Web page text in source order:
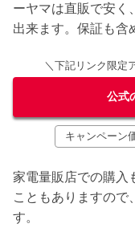
ーヤマは直販で安く
出来ます。保証も含
＼下記リンク限定
公式
キャンペーン
家電量販店での購入
こともありますので
す。